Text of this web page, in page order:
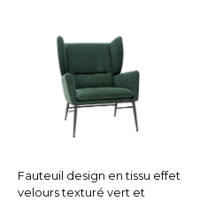
Fauteuil design en tissu effet
velours texturé vert et